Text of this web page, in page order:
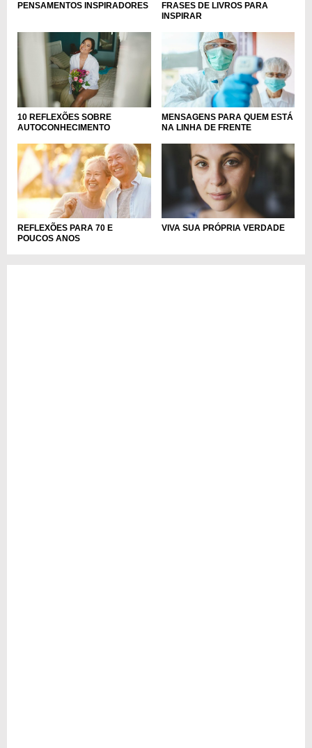
PENSAMENTOS INSPIRADORES
FRASES DE LIVROS PARA
INSPIRAR
10 REFLEXÕES SOBRE
AUTOCONHECIMENTO
MENSAGENS PARA QUEM ESTÁ
NA LINHA DE FRENTE
REFLEXÕES PARA 70 E
POUCOS ANOS
VIVA SUA PRÓPRIA VERDADE